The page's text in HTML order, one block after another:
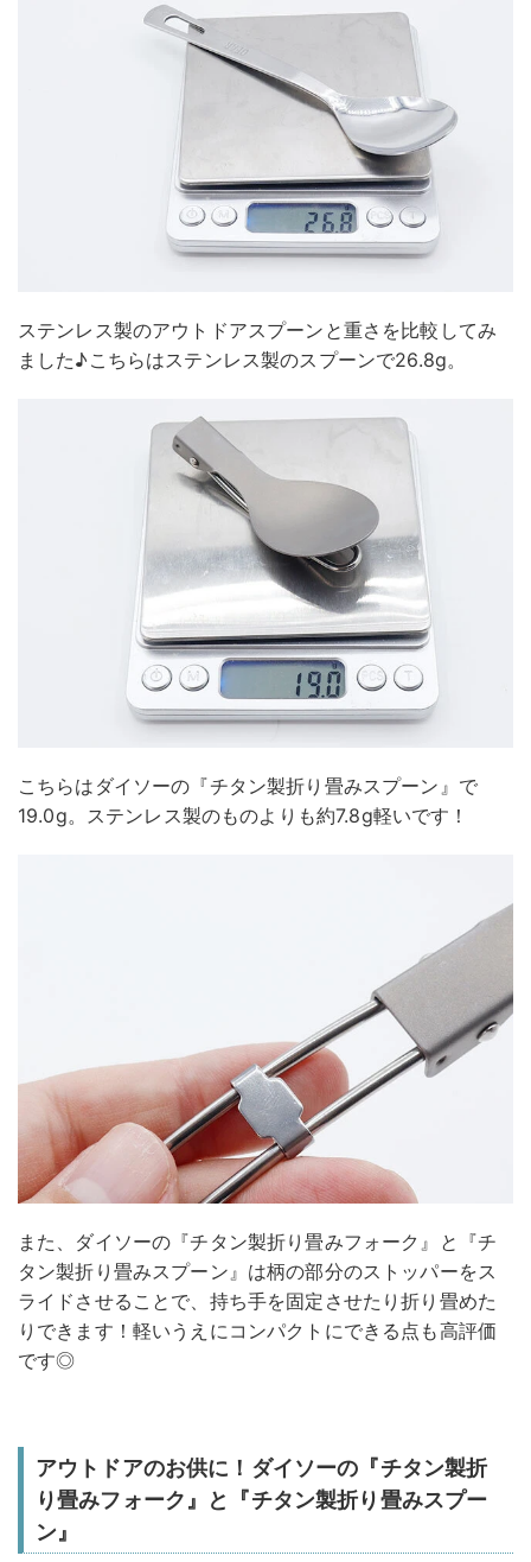
ステンレス製のアウトドアスプーンと重さを比較してみ
ました♪こちらはステンレス製のスプーンで26.8g。
こちらはダイソーの『チタン製折り畳みスプーン』で
19.0g。ステンレス製のものよりも約7.8g軽いです！
また、ダイソーの『チタン製折り畳みフォーク』と『チ
タン製折り畳みスプーン』は柄の部分のストッパーをス
ライドさせることで、持ち手を固定させたり折り畳めた
りできます！軽いうえにコンパクトにできる点も高評価
です◎
アウトドアのお供に！ダイソーの『チタン製折
り畳みフォーク』と『チタン製折り畳みスプー
ン』